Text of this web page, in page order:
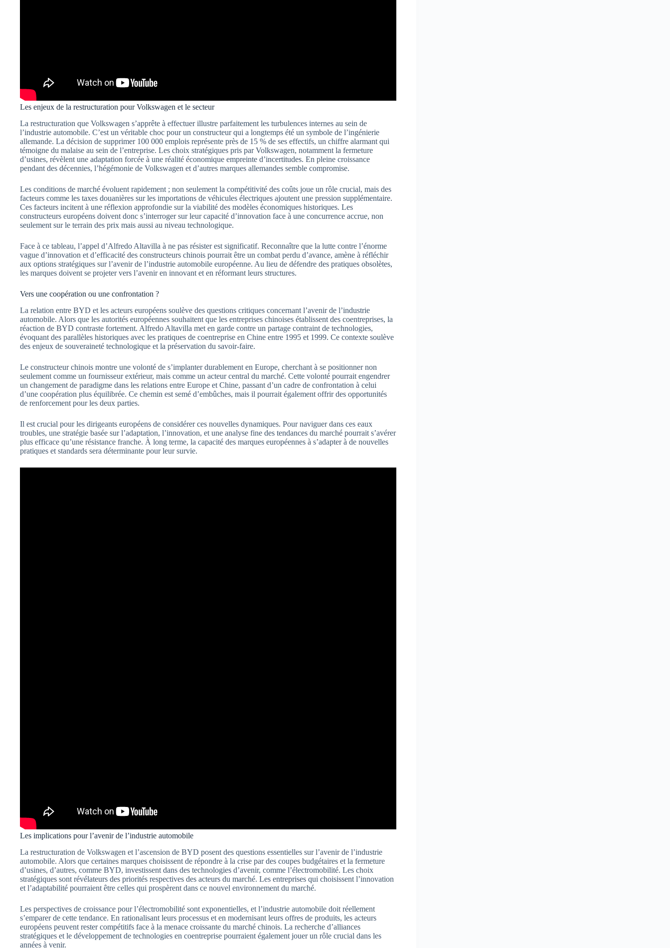
Les enjeux de la restructuration pour Volkswagen et le secteur
La restructuration que Volkswagen s’apprête à effectuer illustre parfaitement les turbulences internes au sein de
l’industrie automobile. C’est un véritable choc pour un constructeur qui a longtemps été un symbole de l’ingénierie
allemande. La décision de supprimer 100 000 emplois représente près de 15 % de ses effectifs, un chiffre alarmant qui
témoigne du malaise au sein de l’entreprise. Les choix stratégiques pris par Volkswagen, notamment la fermeture
d’usines, révèlent une adaptation forcée à une réalité économique empreinte d’incertitudes. En pleine croissance
pendant des décennies, l’hégémonie de Volkswagen et d’autres marques allemandes semble compromise.
Les conditions de marché évoluent rapidement ; non seulement la compétitivité des coûts joue un rôle crucial, mais des
facteurs comme les taxes douanières sur les importations de véhicules électriques ajoutent une pression supplémentaire.
Ces facteurs incitent à une réflexion approfondie sur la viabilité des modèles économiques historiques. Les
constructeurs européens doivent donc s’interroger sur leur capacité d’innovation face à une concurrence accrue, non
seulement sur le terrain des prix mais aussi au niveau technologique.
Face à ce tableau, l’appel d’Alfredo Altavilla à ne pas résister est significatif. Reconnaître que la lutte contre l’énorme
vague d’innovation et d’efficacité des constructeurs chinois pourrait être un combat perdu d’avance, amène à réfléchir
aux options stratégiques sur l’avenir de l’industrie automobile européenne. Au lieu de défendre des pratiques obsolètes,
les marques doivent se projeter vers l’avenir en innovant et en réformant leurs structures.
Vers une coopération ou une confrontation ?
La relation entre BYD et les acteurs européens soulève des questions critiques concernant l’avenir de l’industrie
automobile. Alors que les autorités européennes souhaitent que les entreprises chinoises établissent des coentreprises, la
réaction de BYD contraste fortement. Alfredo Altavilla met en garde contre un partage contraint de technologies,
évoquant des parallèles historiques avec les pratiques de coentreprise en Chine entre 1995 et 1999. Ce contexte soulève
des enjeux de souveraineté technologique et la préservation du savoir-faire.
Le constructeur chinois montre une volonté de s’implanter durablement en Europe, cherchant à se positionner non
seulement comme un fournisseur extérieur, mais comme un acteur central du marché. Cette volonté pourrait engendrer
un changement de paradigme dans les relations entre Europe et Chine, passant d’un cadre de confrontation à celui
d’une coopération plus équilibrée. Ce chemin est semé d’embûches, mais il pourrait également offrir des opportunités
de renforcement pour les deux parties.
Il est crucial pour les dirigeants européens de considérer ces nouvelles dynamiques. Pour naviguer dans ces eaux
troubles, une stratégie basée sur l’adaptation, l’innovation, et une analyse fine des tendances du marché pourrait s’avérer
plus efficace qu’une résistance franche. À long terme, la capacité des marques européennes à s’adapter à de nouvelles
pratiques et standards sera déterminante pour leur survie.
Les implications pour l’avenir de l’industrie automobile
La restructuration de Volkswagen et l’ascension de BYD posent des questions essentielles sur l’avenir de l’industrie
automobile. Alors que certaines marques choisissent de répondre à la crise par des coupes budgétaires et la fermeture
d’usines, d’autres, comme BYD, investissent dans des technologies d’avenir, comme l’électromobilité. Les choix
stratégiques sont révélateurs des priorités respectives des acteurs du marché. Les entreprises qui choisissent l’innovation
et l’adaptabilité pourraient être celles qui prospèrent dans ce nouvel environnement du marché.
Les perspectives de croissance pour l’électromobilité sont exponentielles, et l’industrie automobile doit réellement
s’emparer de cette tendance. En rationalisant leurs processus et en modernisant leurs offres de produits, les acteurs
européens peuvent rester compétitifs face à la menace croissante du marché chinois. La recherche d’alliances
stratégiques et le développement de technologies en coentreprise pourraient également jouer un rôle crucial dans les
années à venir.